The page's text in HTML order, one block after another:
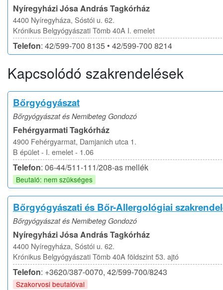
Nyíregyházi Jósa András Tagkórház
4400 Nyíregyháza, Sóstói u. 62.
Krónikus Belgyógyászati Tömb 40A I. emelet
Telefon: 42/599-700 8135 • 42/599-700 8214
Kapcsolódó szakrendelések
Bőrgyógyászat
Bőrgyógyászat és Nemibeteg Gondozó
Fehérgyarmati Tagkórház
4900 Fehérgyarmat, Damjanich utca 1.
B épület - I. emelet - 1.06
Telefon: 06-44/511-111/208-as mellék
Beutaló: nem szükséges
Bőrgyógyászati és Bőr-Allergológiai
Bőrgyógyászat és Nemibeteg Gondozó
Nyíregyházi Jósa András Tagkórház
4400 Nyíregyháza, Sóstói u. 62.
Krónikus Belgyógyászati Tömb 40A földszint 53. ajtó
Telefon: +3620/387-0070, 42/599-700/8243
Szakorvosi beutalóval